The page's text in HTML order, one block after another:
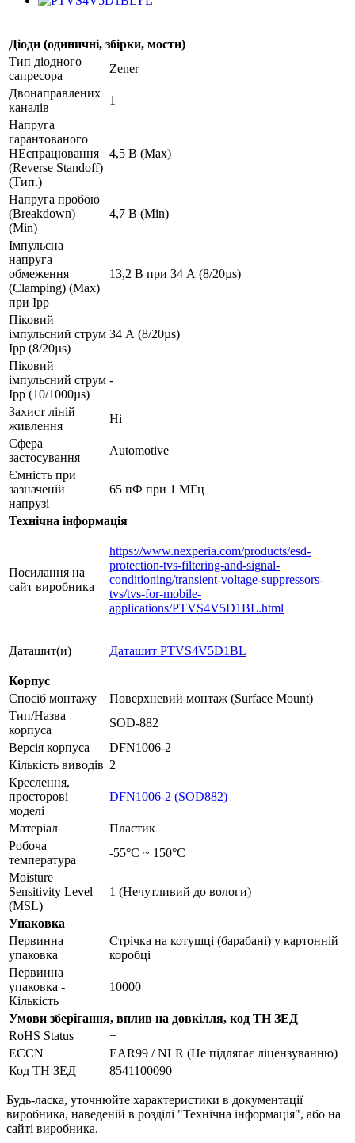
Діоди (одиничні, збірки, мости)
Тип діодного
сапресора
Zener
Двонаправлених
каналів
1
Напруга
гарантованого
НЕспрацювання
(Reverse Standoff)
(Тип.)
4,5 В (Max)
Напруга пробою
(Breakdown)
(Min)
4,7 В (Min)
Імпульсна
напруга
обмеження
(Clamping) (Max)
при Ipp
13,2 В при 34 А (8/20µs)
Піковий
імпульсний струм
Ipp (8/20µs)
34 А (8/20µs)
Піковий
імпульсний струм
Ipp (10/1000µs)
-
Захист ліній
живлення
Ні
Сфера
застосування
Automotive
Ємність при
зазначеній
напрузі
65 пФ при 1 МГц
Технічна інформація
Посилання на
сайт виробника
https://www.nexperia.com/products/esd-
protection-tvs-filtering-and-signal-
conditioning/transient-voltage-suppressors-
tvs/tvs-for-mobile-
applications/PTVS4V5D1BL.html
Даташит(и) Даташит PTVS4V5D1BL
Корпус
Спосіб монтажу
Поверхневий монтаж (Surface Mount)
Тип/Назва
корпуса
SOD-882
Версія корпуса
DFN1006-2
Кількість виводів 2
Креслення,
просторові
моделі
DFN1006-2 (SOD882)
Матеріал
Пластик
Робоча
температура
-55°C ~ 150°C
Moisture
Sensitivity Level
(MSL)
1 (Нечутливий до вологи)
Упаковка
Первинна
упаковка
Стрічка на котушці (барабані) у картонній
коробці
Первинна
упаковка -
Кількість
10000
Умови зберігання, вплив на довкілля, код ТН ЗЕД
RoHS Status
+
ECCN
EAR99 / NLR (Не підлягає ліцензуванню)
Код ТН ЗЕД
8541100090
Будь-ласка, уточнюйте характеристики в документації
виробника, наведеній в розділі "Технічна інформація", або на
сайті виробника.